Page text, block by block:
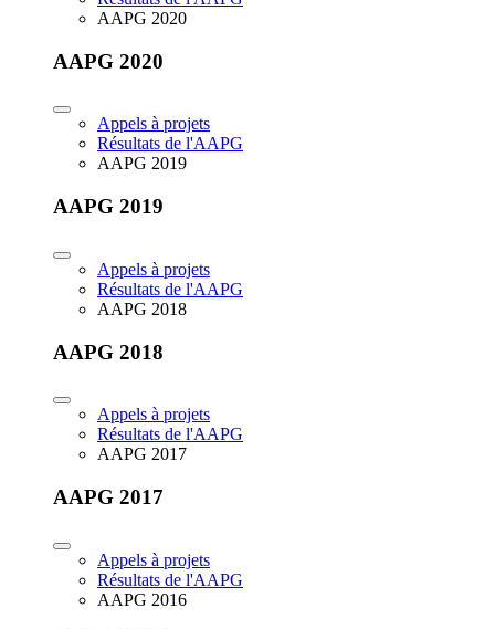
AAPG 2020
AAPG 2020
Appels à projets
Résultats de l'AAPG
AAPG 2019
AAPG 2019
Appels à projets
Résultats de l'AAPG
AAPG 2018
AAPG 2018
Appels à projets
Résultats de l'AAPG
AAPG 2017
AAPG 2017
Appels à projets
Résultats de l'AAPG
AAPG 2016